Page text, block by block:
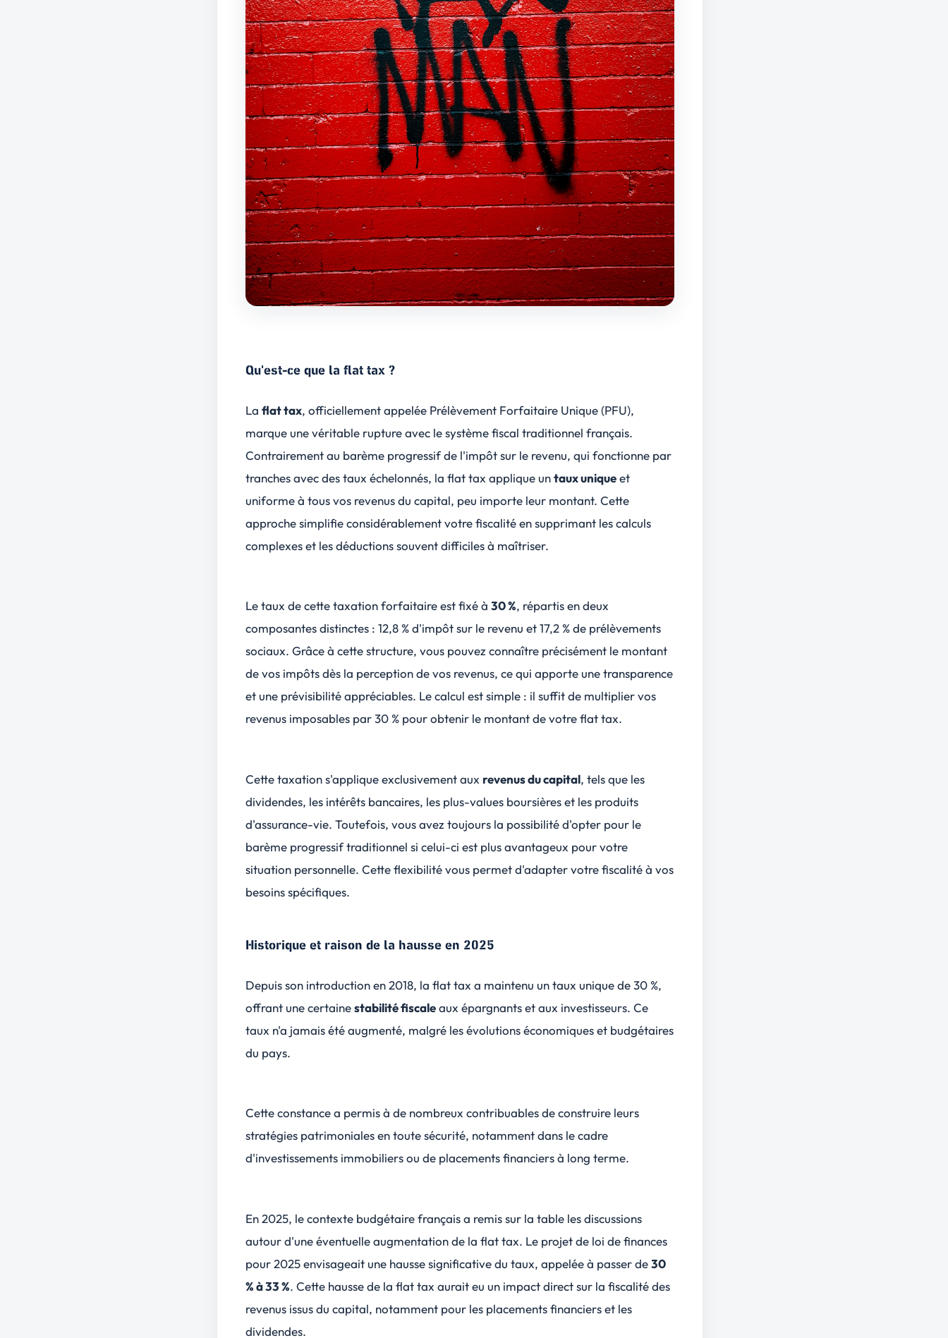
Qu'est-ce que la flat tax ?
La flat tax, officiellement appelée Prélèvement Forfaitaire Unique (PFU),
marque une véritable rupture avec le système fiscal traditionnel français.
Contrairement au barème progressif de l'impôt sur le revenu, qui fonctionne par
tranches avec des taux échelonnés, la flat tax applique untaux uniqueet
uniforme à tous vos revenus du capital, peu importe leur montant. Cette
approche simplifie considérablement votre fiscalité en supprimant les calculs
complexes et les déductions souvent difficiles à maîtriser.
Le taux de cette taxation forfaitaire est fixé à 30 %, répartis en deux
composantes distinctes : 12,8 % d'impôt sur le revenu et 17,2 % de prélèvements
sociaux. Grâce à cette structure, vous pouvez connaître précisément le montant
de vos impôts dès la perception de vos revenus, ce qui apporte unetransparence
et une prévisibilité appréciables. Le calcul est simple : il suffit de multiplier vos
revenus imposables par 30 % pour obtenir le montant de votre flat tax.
Cette taxation s'applique exclusivement aux revenus du capital, tels que les
dividendes, les intérêts bancaires, les plus-values boursières et les produits
d'assurance-vie. Toutefois, vous avez toujours la possibilité d'opter pour le
barème progressif traditionnel si celui-ci est plus avantageux pour votre
situation personnelle. Cette flexibilité vous permet d'adapter votre fiscalité à vos
besoins spécifiques.
Historique et raison de la hausse en 2025
Depuis son introduction en 2018, la flat tax a maintenu un taux unique de 30 %,
offrant une certainestabilité fiscaleaux épargnants et aux investisseurs. Ce
taux n'a jamais été augmenté, malgré les évolutions économiques et budgétaires
du pays.
Cette constance a permis à de nombreux contribuables de construire leurs
stratégies patrimoniales en toute sécurité, notamment dans le cadre
d'investissements immobiliers ou de placements financiers à long terme.
En 2025, le contexte budgétaire français a remis sur la table les discussions
autour d'une éventuelle augmentation de la flat tax. Le projet de loi de finances
pour 2025 envisageait une hausse significative du taux, appelée à passer de30
% à 33 %. Cette hausse de la flat tax aurait eu un impact direct sur la fiscalité des
revenus issus du capital, notamment pour les placements financiers et les
dividendes.